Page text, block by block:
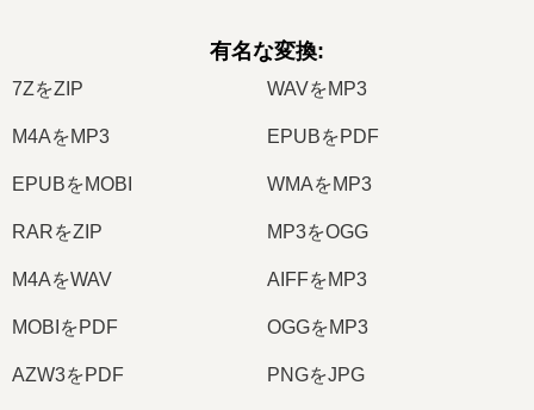
有名な変換:
7ZをZIP WAVをMP3
M4AをMP3 EPUBをPDF
EPUBをMOBI WMAをMP3
RARをZIP MP3をOGG
M4AをWAV AIFFをMP3
MOBIをPDF OGGをMP3
AZW3をPDF PNGをJPG